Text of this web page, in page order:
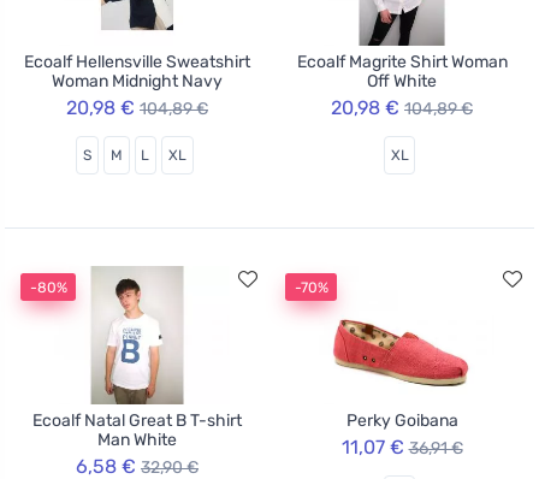
Ecoalf Hellensville Sweatshirt
Woman Midnight Navy
20,98 € 104,89 €
S M L XL
Ecoalf Magrite Shirt Woman
Off White
20,98 € 104,89 €
XL
-80%
Ecoalf Natal Great B T-shirt
Man White
6,58 € 32,90 €
-70%
Perky Goibana
11,07 € 36,91 €